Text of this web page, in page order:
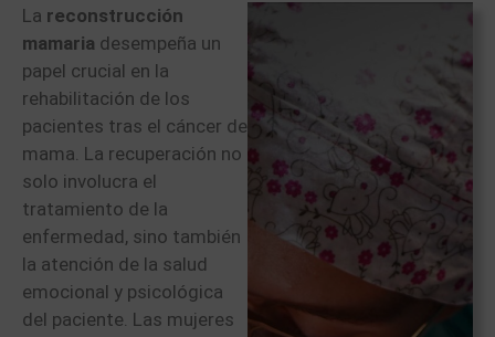
La reconstrucción
mamaria desempeña un
papel crucial en la
rehabilitación de los
pacientes tras el cáncer de
mama. La recuperación no
solo involucra el
tratamiento de la
enfermedad, sino también
la atención de la salud
emocional y psicológica
del paciente. Las mujeres